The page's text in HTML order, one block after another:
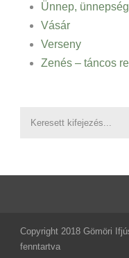
Ünnep, ünnepség
Vásár
Verseny
Zenés – táncos
Copyright 2018 Gömöri
fenntartva